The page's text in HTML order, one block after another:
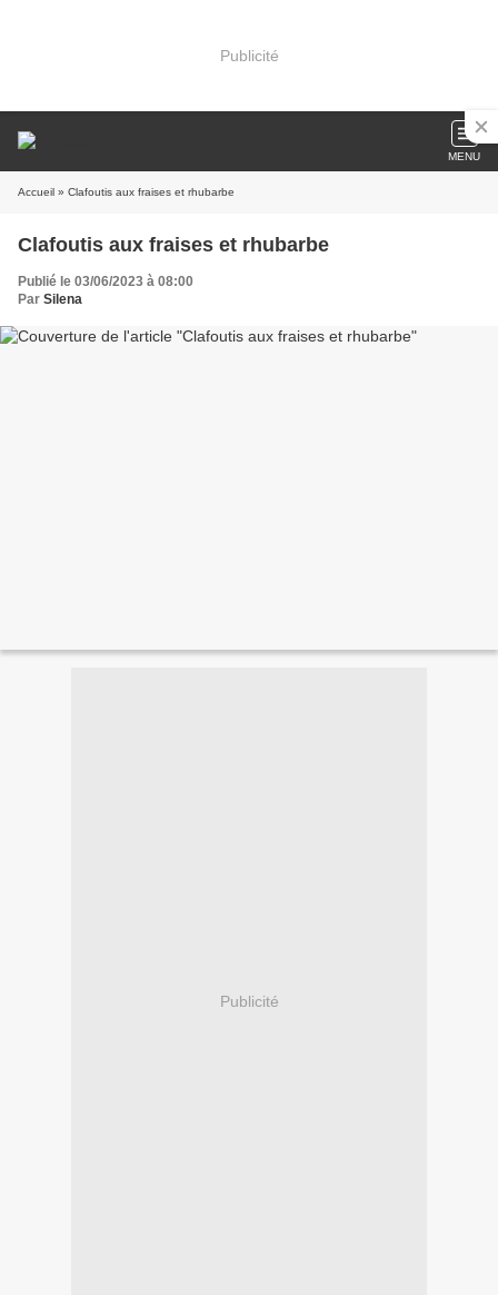
Publicité
MENU
Accueil » Clafoutis aux fraises et rhubarbe
Clafoutis aux fraises et rhubarbe
Publié le 03/06/2023 à 08:00
Par Silena
Publicité